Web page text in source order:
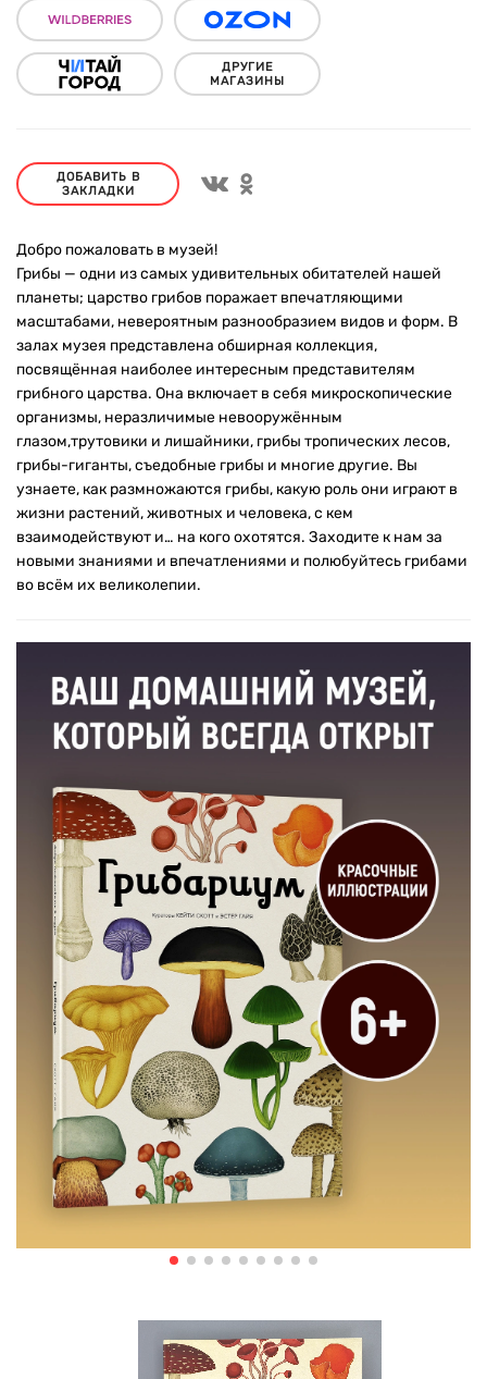
ДРУГИЕ
МАГАЗИНЫ
ДОБАВИТЬ В
ЗАКЛАДКИ
Добро пожаловать в музей!
Грибы — одни из самых удивительных обитателей нашей
планеты; царство грибов поражает впечатляющими
масштабами, невероятным разнообразием видов и форм. В
залах музея представлена обширная коллекция,
посвящённая наиболее интересным представителям
грибного царства. Она включает в себя микроскопические
организмы, неразличимые невооружённым
глазом,трутовики и лишайники, грибы тропических лесов,
грибы-гиганты, съедобные грибы и многие другие. Вы
узнаете, как размножаются грибы, какую роль они играют в
жизни растений, животных и человека, с кем
взаимодействуют и… на кого охотятся. Заходите к нам за
новыми знаниями и впечатлениями и полюбуйтесь грибами
во всём их великолепии.